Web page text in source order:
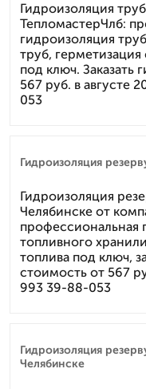
Гидроизоляция
ТепломастерЧлб:
гидроизоляция
труб,
под ключ. Заказать
567 руб. в августе
053
Гидроизоляция
Гидроизоляция
Челябинске от
профессиональная
топливного
топлива под ключ,
стоимость от 567
993 39-88-053
Гидроизоляция
Челябинске